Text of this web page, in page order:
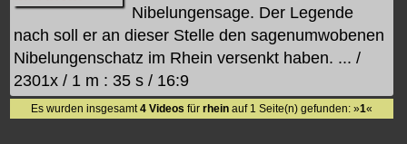
Nibelungensage. Der Legende
nach soll er an dieser Stelle den sagenumwobenen
Nibelungenschatz im Rhein versenkt haben. ... /
2301x / 1 m : 35 s / 16:9
Es wurden insgesamt4 Videos für rheinauf 1 Seite(n) gefunden: »1«